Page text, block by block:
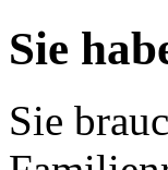
Sie
Sie